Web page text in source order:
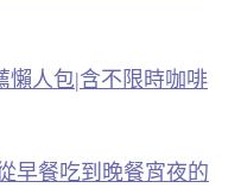
懶人包|含不限時咖啡
早餐吃到晚餐宵夜的